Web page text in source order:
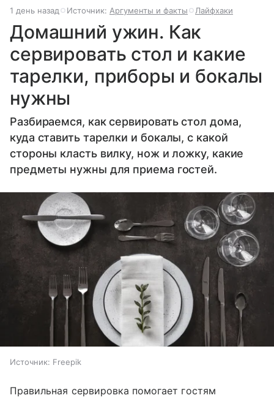
1 день назад Источник: Аргументы и факты Лайфхаки
Домашний ужин. Как
сервировать стол и какие
тарелки, приборы и бокалы
нужны
Разбираемся, как сервировать стол дома,
куда ставить тарелки и бокалы, с какой
стороны класть вилку, нож и ложку, какие
предметы нужны для приема гостей.
Источник: Freepik
Правильная сервировка помогает гостям